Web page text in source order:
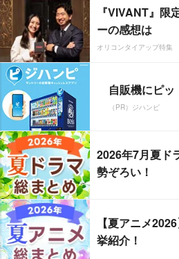
『VIVANT』限
ーの感想は
オリコンタイアップ特集
自販機にピ
（PR）ジハンピ
2026年7月夏ド
勢ぞろい！
【夏アニメ
挙紹介！